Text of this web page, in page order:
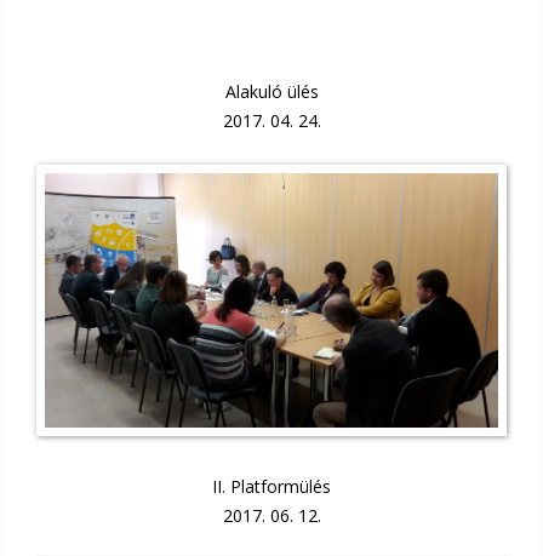
Alakuló ülés
2017. 04. 24.
II. Platformülés
2017. 06. 12.